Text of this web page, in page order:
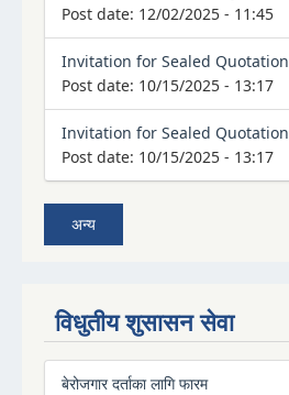
Post date: 12/02/2025 - 11:45
Invitation for Sealed Quotation
Post date: 10/15/2025 - 13:17
Invitation for Sealed Quotation
Post date: 10/15/2025 - 13:17
अन्य
विधुतीय शुसासन सेवा
बेरोजगार दर्ताका लागि फारम